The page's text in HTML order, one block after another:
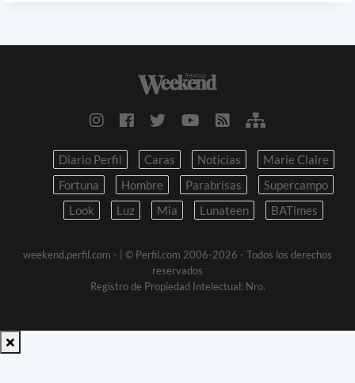
Diario Perfil Caras Noticias
Marie Claire
Fortuna
Hombre Parabrisas
Supercampo
Look
Luz Mia Lunateen BATimes
weekend.perfil.com -
| © Perfil.com 2006-2026 - Todos los derechos
reservados
Registro de Propiedad Intelectual: Nro.